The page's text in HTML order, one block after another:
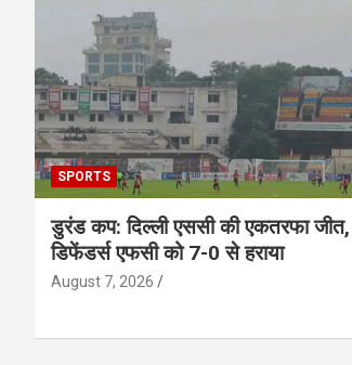
SPORTS
डुरंड कप: दिल्ली एससी की एकतरफा जीत,
डिफेंडर्स एफसी को 7-0 से हराया
August 7, 2026